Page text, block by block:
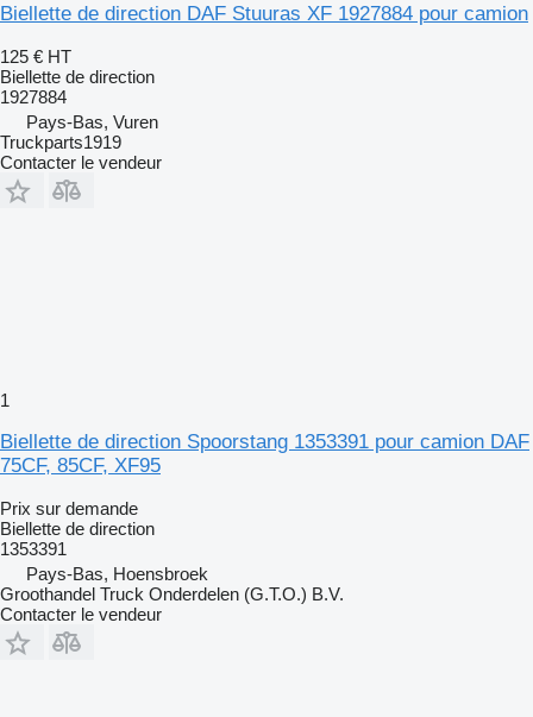
Biellette de direction DAF Stuuras XF 1927884 pour camion
125 € HT
Biellette de direction
1927884
Pays-Bas, Vuren
Truckparts1919
Contacter le vendeur
1
Biellette de direction Spoorstang 1353391 pour camion DAF
75CF, 85CF, XF95
Prix sur demande
Biellette de direction
1353391
Pays-Bas, Hoensbroek
Groothandel Truck Onderdelen (G.T.O.) B.V.
Contacter le vendeur